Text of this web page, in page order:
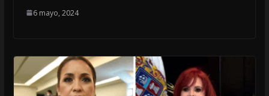
6 mayo, 2024